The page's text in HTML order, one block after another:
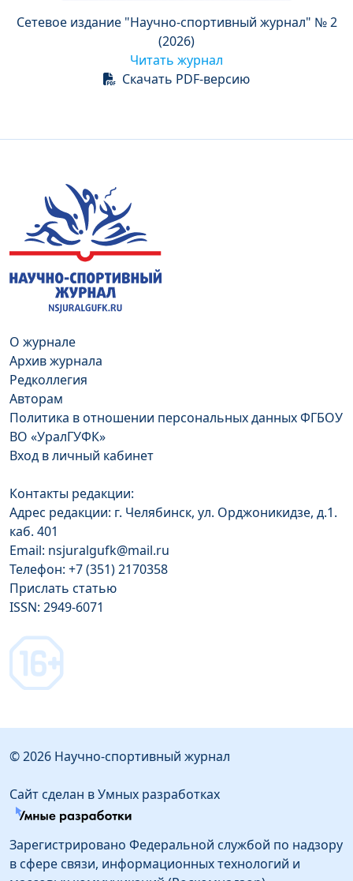
Сетевое издание "Научно-спортивный журнал" № 2
(2026)
Читать журнал
Скачать PDF-версию
О журнале
Архив журнала
Редколлегия
Авторам
Политика в отношении персональных данных ФГБОУ
ВО «УралГУФК»
Вход в личный кабинет
Контакты редакции:
Адрес редакции: г. Челябинск, ул. Орджоникидзе, д.1.
каб. 401
Email: nsjuralgufk@mail.ru
Телефон: +7 (351) 2170358
Прислать статью
ISSN: 2949-6071
© 2026 Научно-спортивный журнал
Сайт сделан в Умных разработках
Зарегистрировано Федеральной службой по надзору
в сфере связи, информационных технологий и